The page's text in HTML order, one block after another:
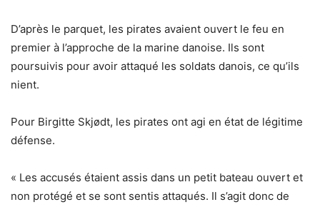
D’après le parquet, les pirates avaient ouvert le feu en
premier à l’approche de la marine danoise. Ils sont
poursuivis pour avoir attaqué les soldats danois, ce qu’ils
nient.
Pour Birgitte Skjødt, les pirates ont agi en état de légitime
défense.
« Les accusés étaient assis dans un petit bateau ouvert et
non protégé et se sont sentis attaqués. Il s’agit donc de